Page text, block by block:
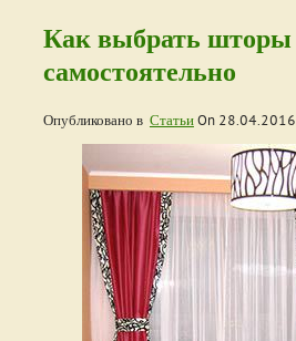
Как выбрать шторы
самостоятельно
Опубликовано в СтатьиOn 28.04.2016